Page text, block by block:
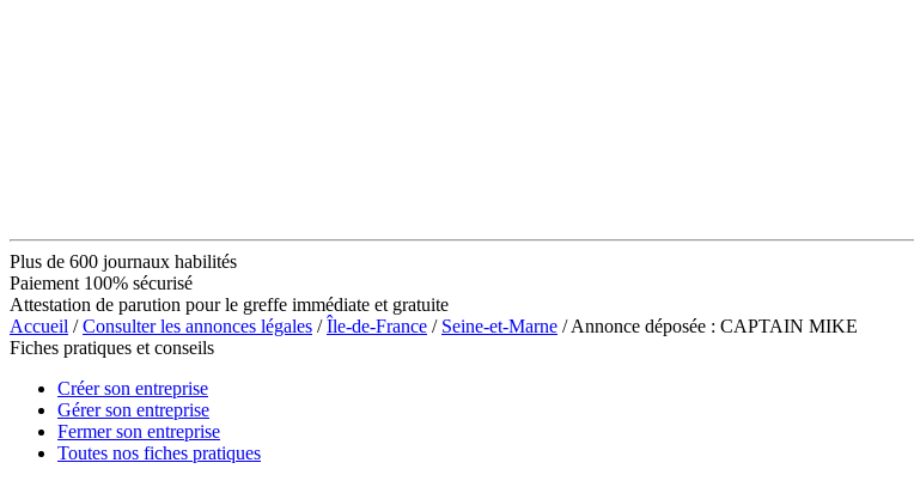
Plus de 600 journaux habilités
Paiement 100% sécurisé
Attestation de parution pour le greffe immédiate et gratuite
Accueil /Consulter les annonces légales /Île-de-France / Seine-et-Marne / Annonce déposée : CAPTAIN MIKE
Fiches pratiques et conseils
Créer son entreprise
Gérer son entreprise
Fermer son entreprise
Toutes nos fiches pratiques